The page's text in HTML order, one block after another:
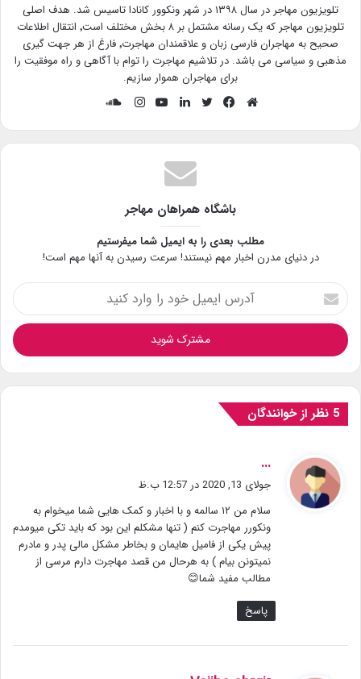
تلویزیون مهاجر در سال ۱۳۹۸ در شهر ونکوور کانادا تاسیس شد. هدف اصلی
تلویزیون مهاجر که یک رسانه مشتمل بر ۸ بخش مختلف است٬ انتقال اطلاعات
صحیح به مهاجران فارسی زبان و علاقمندان مهاجرت٬ فارغ از هر جهت گیری
مذهبی و سیاسی می باشد. در تلاشیم مهاجرت را توام با آگاهی و راه موفقیت را
برای مهاجران هموار سازیم.
بوک
باشگاه همراهان مهاجر
مطلب بعدی را به ایمیل شما میفرستیم
در دنیای مدرن اخبار مهم نیستند! سرعت رسیدن به آنها مهم است!
آدرس
ایمیل
خود
را
وارد
کنید
‫5 نظر از خوانندگان
...
ف
ت
:
جولای 13, 2020 در 12:57 ب.ظ
سلام من ۱۲ سالمه و با اخبار و کمک هایی شما میخوام به
ونکورر مهاجرت کنم ( تنها مشکلم این بود که باید تکی میومدم
پیش یکی از فامیل هایمان و بخاطر مشکل مالی پدر و مادرم
نمیتونن بیام ) به هرحال من قصد مهاجرت دارم مرسی از
مطالب مفید شما😊
پاسخ